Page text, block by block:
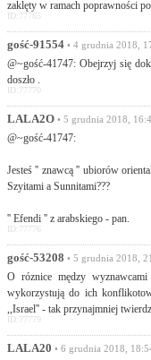
zaklęty w ramach poprawności
ID:77765
gość-91554 • 4 grudnia 2018,
@~gość-41747: Obejrzyj się
doszło .
ID:77770
LALA2O • 5 grudnia 2018,
@~gość-41747:
Jesteś '' znawcą '' ubiorów
Szyitami a Sunnitami???
'' Efendi '' z arabskiego - pan.
ID:77776
gość-53208 • 5 grudnia 2018,
O róznice mędzy
wykorzystują do ich
,,Israel'' - tak przynajmniej
ID:77779
LALA20 • 6 grudnia 2018,